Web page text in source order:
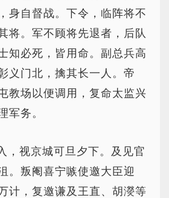
身自督战。下令，临阵将不
将。军不顾将先退者，后队
知必死，皆用命。副总兵高
义门北，擒其长一人。帝
教场以便调用，复命太监兴
军务。
，视京城可旦夕下。及见官
。叛阉喜宁嗾使邀大臣迎
计，复邀谦及王直、胡濙等